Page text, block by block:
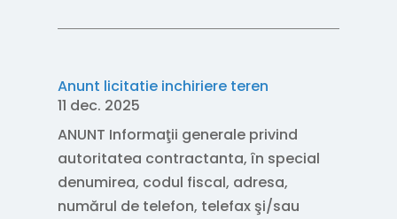
Anunt licitatie inchiriere teren
11 dec. 2025
ANUNT Informaţii generale privind
autoritatea contractanta, în special
denumirea, codul fiscal, adresa,
numărul de telefon, telefax şi/sau